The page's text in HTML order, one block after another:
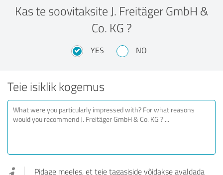
Kas te soovitaksite J. Freitäger GmbH &
Co. KG ?
YES NO
Teie isiklik kogemus
Pidage meeles, et teie tagasiside võidakse avaldada